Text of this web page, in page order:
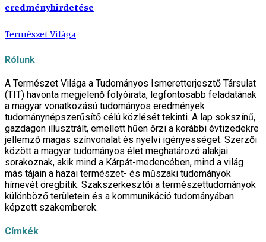
eredményhirdetése
Természet Világa
Rólunk
A Természet Világa a Tudományos Ismeretterjesztő Társulat
(TIT) havonta megjelenő folyóirata, legfontosabb feladatának
a magyar vonatkozású tudományos eredmények
tudománynépszerűsítő célú közlését tekinti. A lap sokszínű,
gazdagon illusztrált, emellett hűen őrzi a korábbi évtizedekre
jellemző magas színvonalat és nyelvi igényességet. Szerzői
között a magyar tudományos élet meghatározó alakjai
sorakoznak, akik mind a Kárpát-medencében, mind a világ
más tájain a hazai természet- és műszaki tudományok
hírnevét öregbítik. Szakszerkesztői a természettudományok
különböző területein és a kommunikáció tudományában
képzett szakemberek.
Címkék